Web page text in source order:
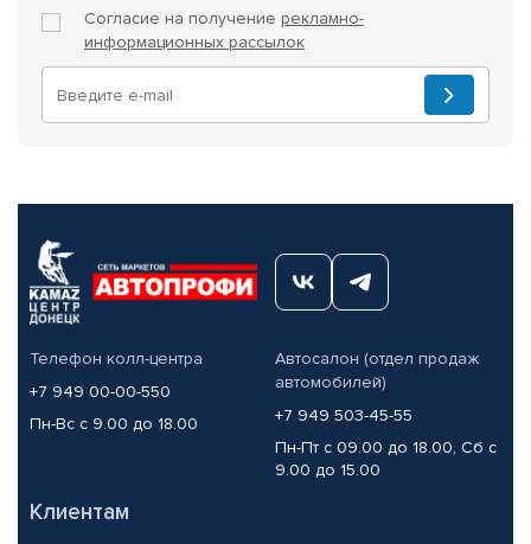
Согласие на получение рекламно-
информационных рассылок
Телефон колл-центра
+7 949 00-00-550
Пн-Вс с 9.00 до 18.00
Автосалон (отдел продаж
автомобилей)
+7 949 503-45-55
Пн-Пт с 09.00 до 18.00, Сб с
9.00 до 15.00
Клиентам